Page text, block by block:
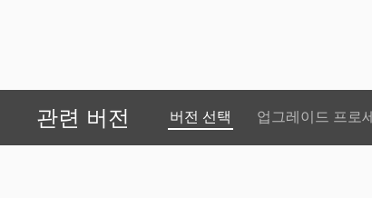
관련 버전 버전 선택 업그레이드 프로